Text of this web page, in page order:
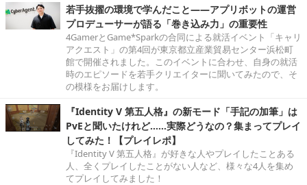
若手抜擢の環境で学んだこと――アプリボットの運営
プロデューサーが語る「巻き込み力」の重要性
4GamerとGame*Sparkの合同による就活イベント「キャリ
アクエスト」の第4回が東京都立産業貿易センター浜松町
館で開催されました。このイベントに合わせ、自身の就活
時のエピソードを若手クリエイターに聞いてみたので、そ
の模様をお届けします。
『Identity V 第五人格』の新モード「手記の加筆」は
PvEと聞いたけれど……実際どうなの？集まってプレイ
してみた！【プレイレポ】
『Identity V 第五人格』が好きな人やプレイしたことある
人、全くプレイしたことがない人など、様々な4人を集め
てプレイしてみました！